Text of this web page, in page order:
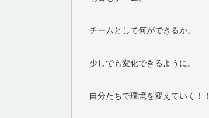
チームとして何ができるか。
少しでも変化できるように。
自分たちで環境を変えていく！！